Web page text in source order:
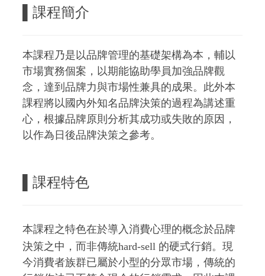
課程簡介
本課程乃是以品牌管理的基礎架構為本，輔以
市場實務個案，以期能協助學員加強品牌觀
念，達到品牌力與市場性兼具的成果。此外本
課程將以國內外知名品牌決策的過程為講述重
心，根據品牌原則分析其成功或失敗的原因，
以作為日後品牌決策之參考。
課程特色
本課程之特色在於導入消費心理的概念於品牌
決策之中，而非傳統hard-sell 的硬式行銷。現
今消費者族群已屬於小型的分眾市場，傳統的